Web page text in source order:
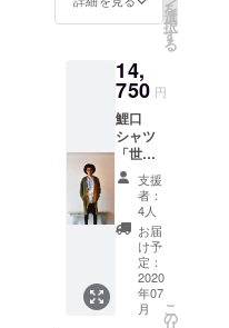
思われるの
で、本来的
高いと想定
されます。
この東京上
野毛商會自
体も、儲か
るから続け
る、儲から
ないから続
けないので
はなく、必
数料以
外の
奉納代
行致し
ます。
ツ作成
におけ
ロット
数を下
回った
場合に
奉納割
合が
70%を
下回る
可能性
があり
ます
が、基
ており
毛」は
高級素
材であ
るサテ
ン生地
を利用
してい
ます。
※地元上
野毛の
名を冠
した
「上野
毛」に
こそ1番
を
選
択
す
る
14,
750 円
鯉口
シャツ
「世田
谷」 当
方で販
売する
鯉口
シャツ
は全て
Made in
Japan
にこだ
支援
者：
4人
お届
け予
定：
2020
年07
月
こ
の